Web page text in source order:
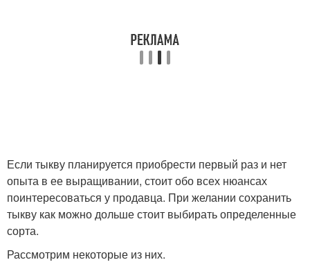
Если тыкву планируется приобрести первый раз и нет
опыта в ее выращивании, стоит обо всех нюансах
поинтересоваться у продавца. При желании сохранить
тыкву как можно дольше стоит выбирать определенные
сорта.
Рассмотрим некоторые из них.